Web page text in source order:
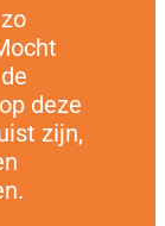
deze
zijn,